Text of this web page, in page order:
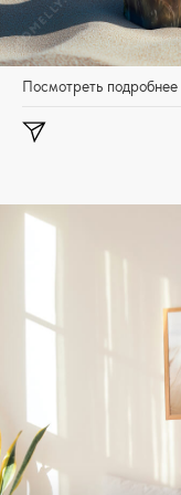
Посмотреть подробнее